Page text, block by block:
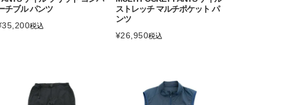
チブル パンツ
35,200税込
ストレッチ マルチポケット パ
ンツ
¥26,950税込